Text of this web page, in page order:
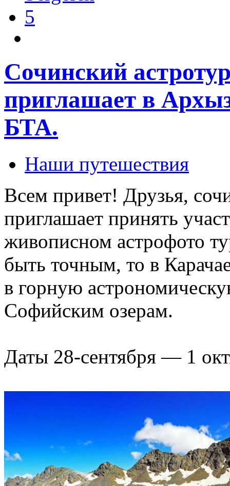
5
Сочинский
приглашает в
БТА.
Наши путешествия
Всем привет! Друзья,
приглашает принять
живописном астрофото
быть точным, то в
в горную
Софийским озерам.
Даты 28-сентября — 1